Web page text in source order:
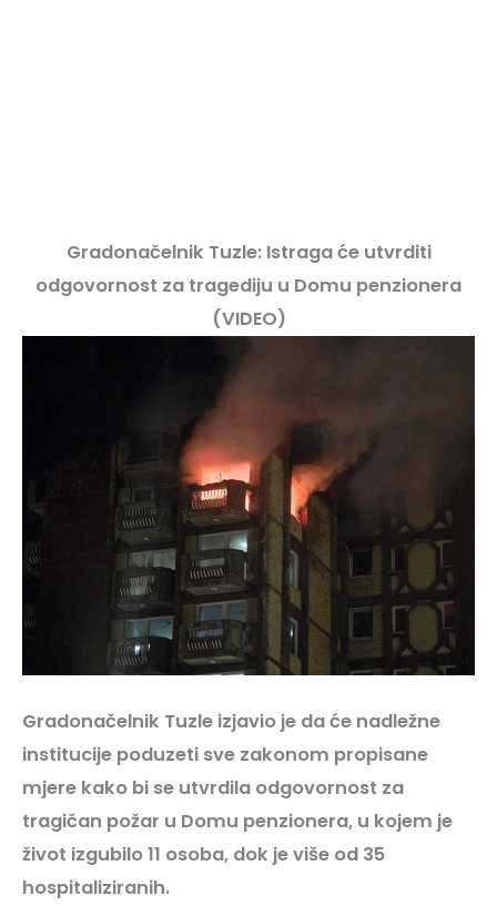
Gradonačelnik Tuzle: Istraga će utvrditi
odgovornost za tragediju u Domu penzionera
(VIDEO)
Gradonačelnik Tuzle izjavio je da će nadležne
institucije poduzeti sve zakonom propisane
mjere kako bi se utvrdila odgovornost za
tragičan požar u Domu penzionera, u kojem je
život izgubilo 11 osoba, dok je više od 35
hospitaliziranih.